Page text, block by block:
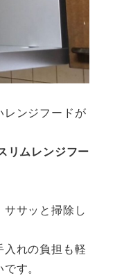
レンジフードが
リムレンジフー
サッと掃除し
入れの負担も軽
す。